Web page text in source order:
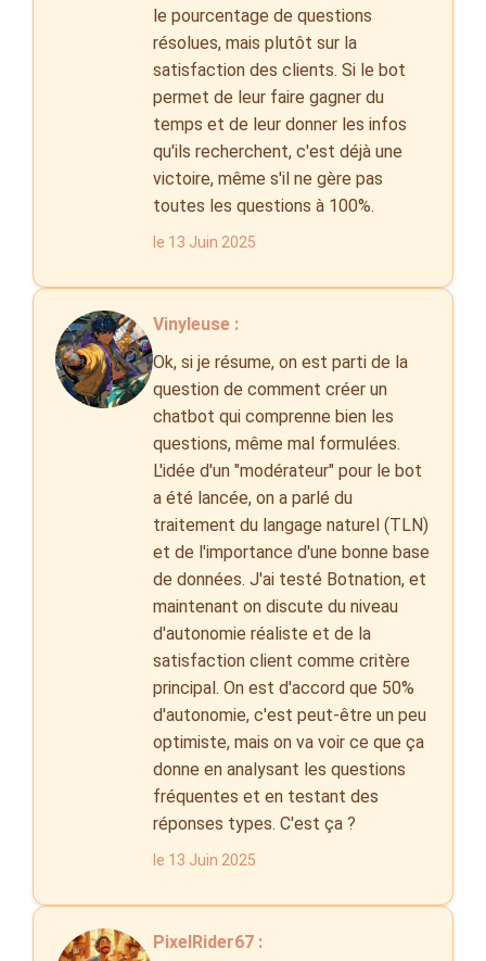
le pourcentage de questions
résolues, mais plutôt sur la
satisfaction des clients. Si le bot
permet de leur faire gagner du
temps et de leur donner les infos
qu'ils recherchent, c'est déjà une
victoire, même s'il ne gère pas
toutes les questions à 100%.
le 13 Juin 2025
Vinyleuse :
Ok, si je résume, on est parti de la
question de comment créer un
chatbot qui comprenne bien les
questions, même mal formulées.
L'idée d'un "modérateur" pour le bot
a été lancée, on a parlé du
traitement du langage naturel (TLN)
et de l'importance d'une bonne base
de données. J'ai testé Botnation, et
maintenant on discute du niveau
d'autonomie réaliste et de la
satisfaction client comme critère
principal. On est d'accord que 50%
d'autonomie, c'est peut-être un peu
optimiste, mais on va voir ce que ça
donne en analysant les questions
fréquentes et en testant des
réponses types. C'est ça ?
le 13 Juin 2025
PixelRider67 :